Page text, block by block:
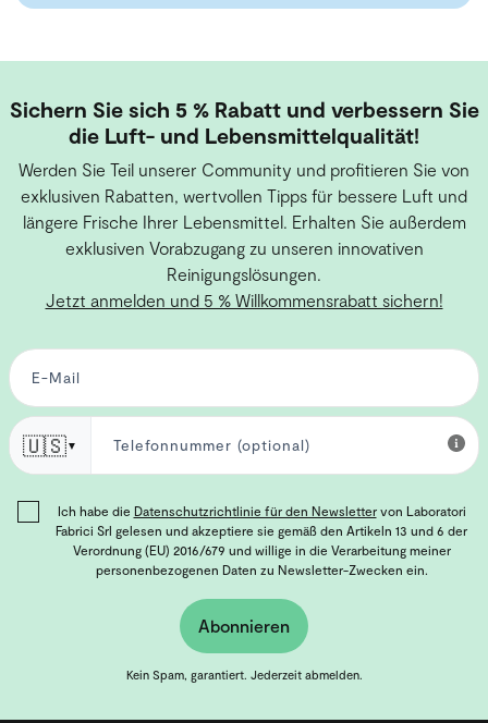
Sichern Sie sich 5 % Rabatt und verbessern Sie
die Luft- und Lebensmittelqualität!
Werden Sie Teil unserer Community und profitieren Sie von
exklusiven Rabatten, wertvollen Tipps für bessere Luft und
längere Frische Ihrer Lebensmittel. Erhalten Sie außerdem
exklusiven Vorabzugang zu unseren innovativen
Reinigungslösungen.
Jetzt anmelden und 5 % Willkommensrabatt sichern!
🇺🇸▼
Ich habe die Datenschutzrichtlinie für den Newslettervon Laboratori
Fabrici Srl gelesen und akzeptiere sie gemäß den Artikeln 13 und 6 der
Verordnung (EU) 2016/679 und willige in die Verarbeitung meiner
personenbezogenen Daten zu Newsletter-Zwecken ein.
Abonnieren
Kein Spam, garantiert. Jederzeit abmelden.